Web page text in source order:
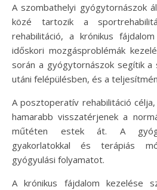
A szombathelyi gyógytornászok
közé tartozik a
rehabilitáció, a krónikus
időskori mozgásproblémák
során a gyógytornászok segítik
utáni felépülésben, és a
A posztoperatív rehabilitáció
hamarabb visszatérjenek a
műtéten estek át. A
gyakorlatokkal és terápiás
gyógyulási folyamatot.
A krónikus fájdalom kezelése